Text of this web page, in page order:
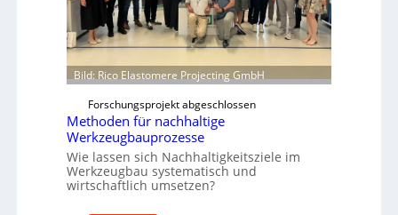
m
w
i
e
r
s
N
w
ü
h
r
t
A
Bild: Rico Elastomere Projecting GmbH
Forschungsprojekt abgeschlossen
Methoden für nachhaltige
Werkzeugbauprozesse
Wie lassen sich Nachhaltigkeitsziele im
Werkzeugbau systematisch und
wirtschaftlich umsetzen?